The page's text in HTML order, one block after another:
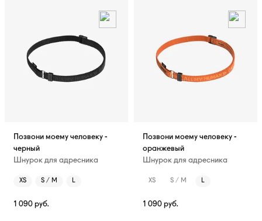
Позвони моему человеку -
черный
Шнурок для адресника
XS S / M L
1 090 руб.
Позвони моему человеку -
оранжевый
Шнурок для адресника
XS S / M L
1 090 руб.